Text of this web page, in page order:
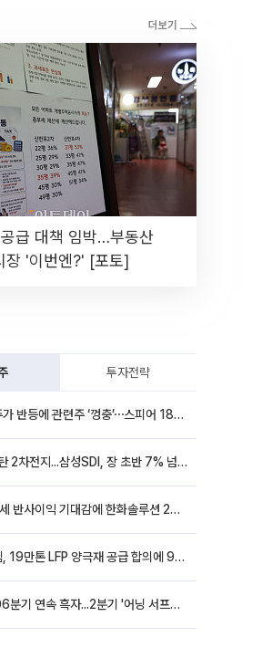
급 대책 임박…부동산
장 '이번엔?' [포토]
투자전략
스페이스X 주가 반등에 관련주 ‘껑충’⋯스피어 18%ㆍ에이치브이엠 12%↑
반도체 온기 탄 2차전지...삼성SDI, 장 초반 7% 넘게 껑충
美 태양광 관세 반사이익 기대감에 한화솔루션 20%대·OCI홀딩스 14%대 급등
포스코퓨처엠, 19만톤 LFP 양극재 공급 합의에 9%대 강세
고려아연, 106분기 연속 흑자...2분기 '어닝 서프라이즈'에 장 초반 12%대 강세